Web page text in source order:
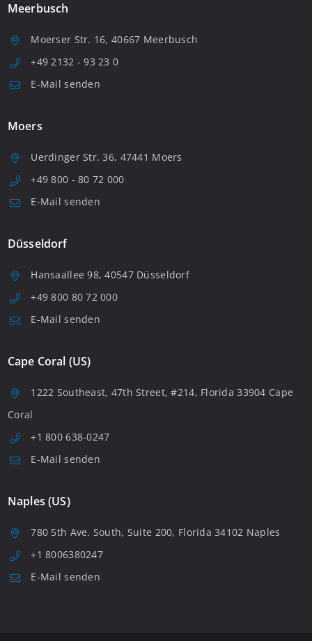
Meerbusch
Moerser Str. 16, 40667 Meerbusch
+49 2132 - 93 23 0
E-Mail senden
Moers
Uerdinger Str. 36, 47441 Moers
+49 800 - 80 72 000
E-Mail senden
Düsseldorf
Hansaallee 98, 40547 Düsseldorf
+49 800 80 72 000
E-Mail senden
Cape Coral (US)
1222 Southeast, 47th Street, #214, Florida 33904 Cape
Coral
+1 800 638-0247
E-Mail senden
Naples (US)
780 5th Ave. South, Suite 200, Florida 34102 Naples
+1 8006380247
E-Mail senden